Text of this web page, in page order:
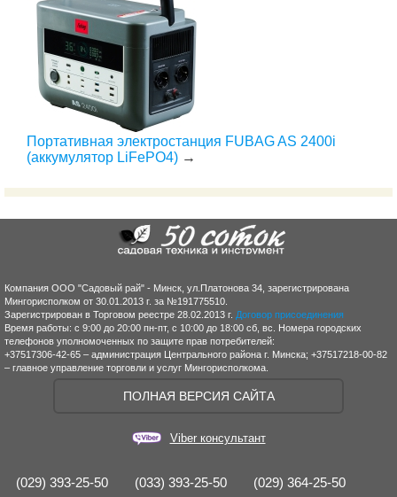
Портативная электростанция FUBAG AS 2400i
(аккумулятор LiFePO4) →
Компания ООО "Садовый рай" - Минск, ул.Платонова 34, зарегистрирована
Мингорисполком от 30.01.2013 г. за №191775510.
Зарегистрирован в Торговом реестре 28.02.2013 г. Договор присоединения
Время работы: с 9:00 до 20:00 пн-пт, с 10:00 до 18:00 сб, вс. Номера городских
телефонов уполномоченных по защите прав потребителей:
+37517306-42-65 – администрация Центрального района г. Минска; +37517218-00-82
– главное управление торговли и услуг Мингорисполкома.
ПОЛНАЯ ВЕРСИЯ САЙТА
Viber консультант
(029) 393-25-50 (033) 393-25-50 (029) 364-25-50